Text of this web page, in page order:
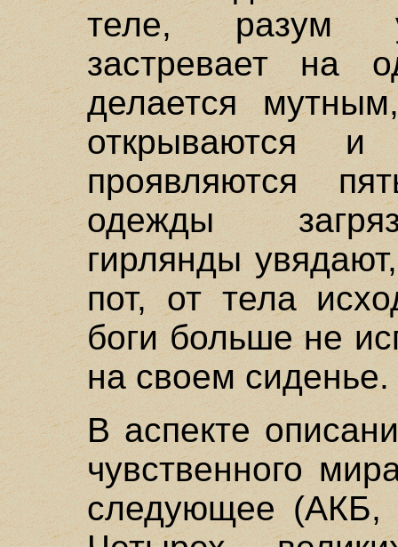
теле, разум
застревает на
делается
открываются и
проявляются
одежды
гирлянды
пот, от тела
боги больше не
на своем сиденье.
В аспекте
чувственного
следующее (АКБ,